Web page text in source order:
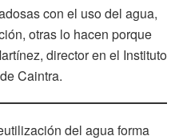
con el uso del agua,
otras lo hacen porque
director en el Instituto
Caintra.
del agua forma